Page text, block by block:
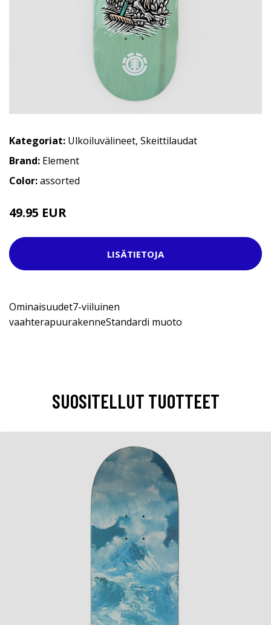
Kategoriat: Ulkoiluvälineet, Skeittilaudat
Brand: Element
Color:assorted
49.95 EUR
LISÄTIETOJA
Ominaisuudet7-viiluinen
vaahterapuurakenneStandardi muoto
SUOSITELLUT TUOTTEET